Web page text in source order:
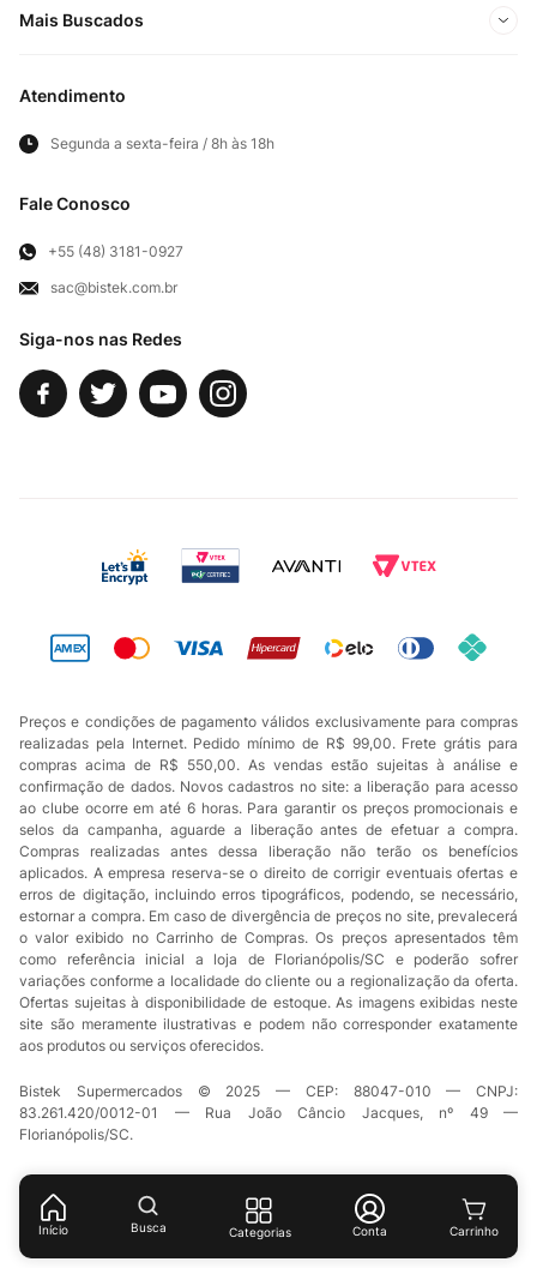
Início Busca Categorias Conta
Siga-nos nas Redes
Privacidade e Segurança
Panfletos lojas físicas
Minha conta
Acompanhe seu pedido
Frete e Entregas
Troca e Devoluções
Exercício de Direito
Fale Conosco
Mais Buscados
Atendimento
Segunda a sexta-feira / 8h às 18h
Fale Conosco
+55 (48) 3181-0927
sac@bistek.com.br
Preços e condições de pagamento válidos exclusivamente para compras
realizadas pela Internet. Pedido mínimo de R$ 99,00. Frete grátis para
compras acima de R$ 550,00. As vendas estão sujeitas à análise e
confirmação de dados. Novos cadastros no site: a liberação para acesso
ao clube ocorre em até 6 horas. Para garantir os preços promocionais e
selos da campanha, aguarde a liberação antes de efetuar a compra.
Compras realizadas antes dessa liberação não terão os benefícios
aplicados. A empresa reserva-se o direito de corrigir eventuais ofertas e
erros de digitação, incluindo erros tipográficos, podendo, se necessário,
estornar a compra. Em caso de divergência de preços no site, prevalecerá
o valor exibido no Carrinho de Compras. Os preços apresentados têm
como referência inicial a loja de Florianópolis/SC e poderão sofrer
variações conforme a localidade do cliente ou a regionalização da oferta.
Ofertas sujeitas à disponibilidade de estoque. As imagens exibidas neste
site são meramente ilustrativas e podem não corresponder exatamente
aos produtos ou serviços oferecidos.
Bistek Supermercados © 2025 — CEP: 88047-010 — CNPJ:
83.261.420/0012-01 — Rua João Câncio Jacques, nº 49 —
Florianópolis/SC.